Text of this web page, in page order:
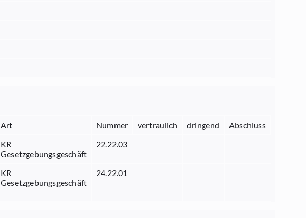
Art Nummer vertraulich dringend
Abschluss
KR
Gesetzgebungsgeschäft
22.22.03
KR
Gesetzgebungsgeschäft
24.22.01